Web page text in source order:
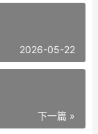
2026-05-22
下一篇 »